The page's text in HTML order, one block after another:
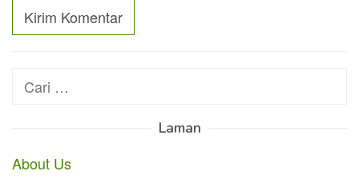
Cari
Laman
About Us